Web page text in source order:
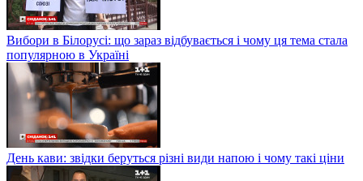
Вибори в Білорусі: що зараз відбувається і чому ця тема стала
популярною в Україні
День кави: звідки беруться різні види напою і чому такі ціни